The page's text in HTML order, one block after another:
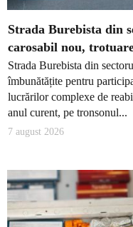
Strada Burebista din
carosabil nou,
Strada Burebista din
îmbunătățite pentru
lucrărilor complexe de
anul curent, pe tronsonul...
7 august 2026